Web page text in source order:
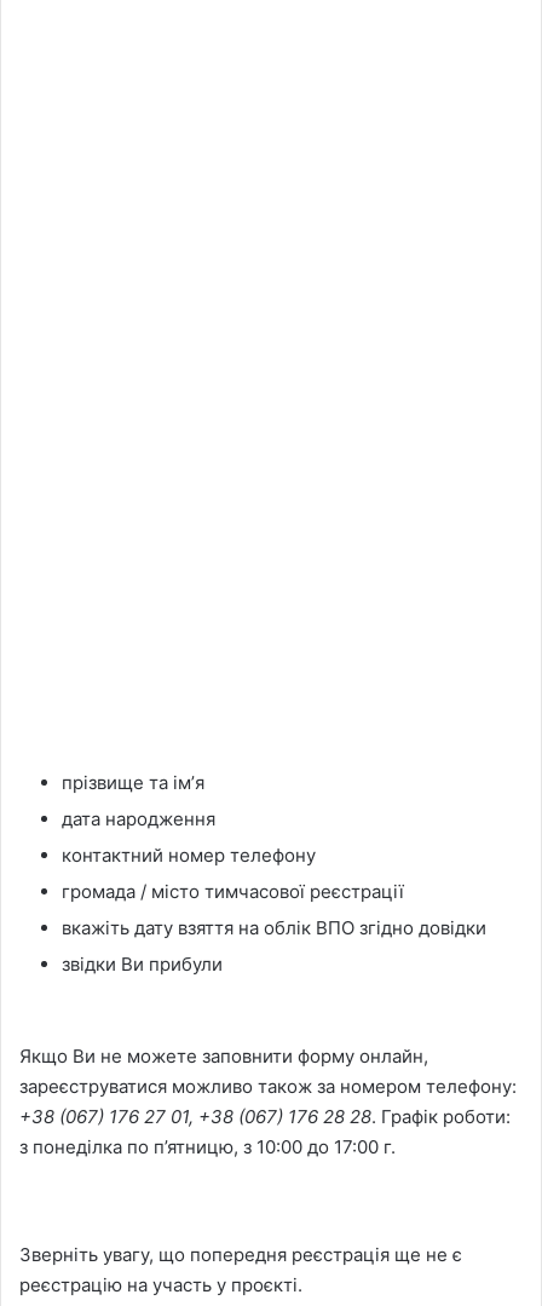
прізвище та імʼя
дата народження
контактний номер телефону
громада / місто тимчасової реєстрації
вкажіть дату взяття на облік ВПО згідно довідки
звідки Ви прибули
Якщо Ви не можете заповнити форму онлайн,
зареєструватися можливо також за номером телефону:
+38 (067) 176 27 01, +38 (067) 176 28 28. Графік роботи:
з понеділка по п’ятницю, з 10:00 до 17:00 г.
Зверніть увагу, що попередня реєстрація ще не є
реєстрацію на участь у проєкті.